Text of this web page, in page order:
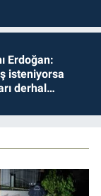
Erdoğan:
isteniyorsa
derhal